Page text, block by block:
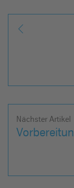
Nächster Artikel